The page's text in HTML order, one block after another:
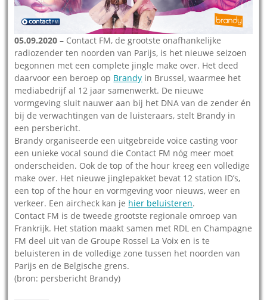
05.09.2020 – Contact FM, de grootste onafhankelijke
radiozender ten noorden van Parijs, is het nieuwe seizoen
begonnen met een complete jingle make over. Het deed
daarvoor een beroep op Brandy in Brussel, waarmee het
mediabedrijf al 12 jaar samenwerkt. De nieuwe
vormgeving sluit nauwer aan bij het DNA van de zender én
bij de verwachtingen van de luisteraars, stelt Brandy in
een persbericht.
Brandy organiseerde een uitgebreide voice casting voor
een unieke vocal sound die Contact FM nóg meer moet
onderscheiden. Ook de top of the hour kreeg een volledige
make over. Het nieuwe jinglepakket bevat 12 station ID’s,
een top of the hour en vormgeving voor nieuws, weer en
verkeer. Een aircheck kan je hier beluisteren.
Contact FM is de tweede grootste regionale omroep van
Frankrijk. Het station maakt samen met RDL en Champagne
FM deel uit van de Groupe Rossel La Voix en is te
beluisteren in de volledige zone tussen het noorden van
Parijs en de Belgische grens.
(bron: persbericht Brandy)